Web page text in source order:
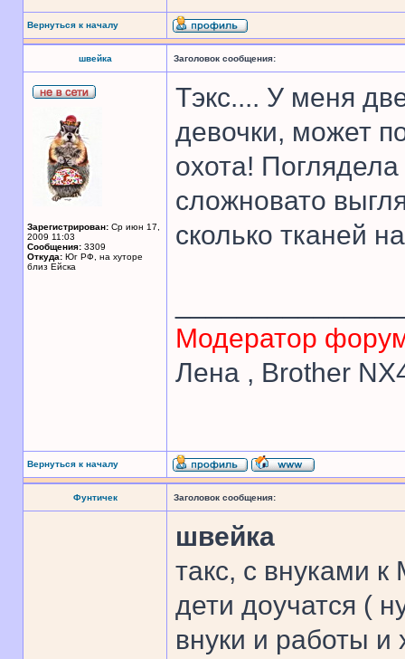
Вернуться к началу
швейка Заголовок сообщения:
Зарегистрирован: Ср июн 17,
2009 11:03
Сообщения: 3309
Откуда: Юг РФ, на хуторе
близ Ейска
Тэкс.... У меня
девочки, может
охота!
сложновато
сколько тканей
Модератор
Лена , Brother
Вернуться к началу
Фунтичек Заголовок сообщения:
швейка
такс, с внуками к
дети доучатся (
внуки и работы